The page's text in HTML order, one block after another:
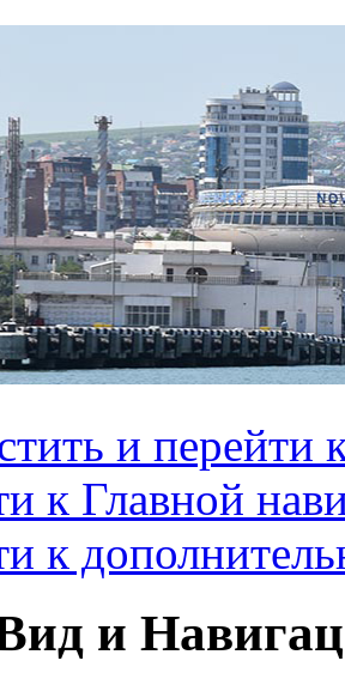
и перейти
к Главной
к
и